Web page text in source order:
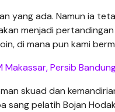
yang ada. Namun ia
menjadi
di mana pun kami
Makassar, Persib
skuad dan
sang pelatih Bojan